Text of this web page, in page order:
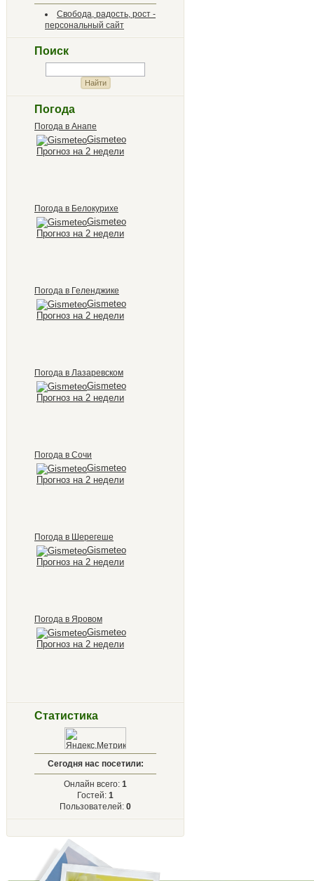
Свобода, радость, рост -
персональный сайт
Поиск
Погода
Погода в Анапе
Gismeteo
Прогноз на 2 недели
Погода в Белокурихе
Gismeteo
Прогноз на 2 недели
Погода в Геленджике
Gismeteo
Прогноз на 2 недели
Погода в Лазаревском
Gismeteo
Прогноз на 2 недели
Погода в Сочи
Gismeteo
Прогноз на 2 недели
Погода в Шерегеше
Gismeteo
Прогноз на 2 недели
Погода в Яровом
Gismeteo
Прогноз на 2 недели
Статистика
Сегодня нас посетили:
Онлайн всего: 1
Гостей: 1
Пользователей: 0